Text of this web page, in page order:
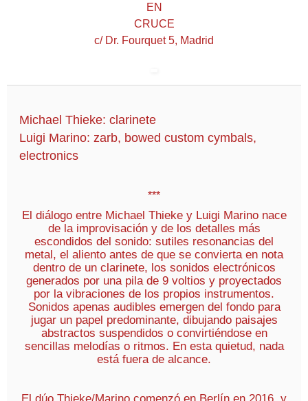
EN
CRUCE
c/ Dr. Fourquet 5, Madrid
Michael Thieke: clarinete
Luigi Marino: zarb, bowed custom cymbals,
electronics
***
El diálogo entre Michael Thieke y Luigi Marino nace
de la improvisación y de los detalles más
escondidos del sonido: sutiles resonancias del
metal, el aliento antes de que se convierta en nota
dentro de un clarinete, los sonidos electrónicos
generados por una pila de 9 voltios y proyectados
por la vibraciones de los propios instrumentos.
Sonidos apenas audibles emergen del fondo para
jugar un papel predominante, dibujando paisajes
abstractos suspendidos o convirtiéndose en
sencillas melodías o ritmos. En esta quietud, nada
está fuera de alcance.